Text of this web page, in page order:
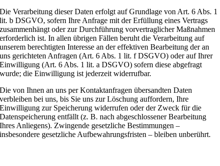
Die Verarbeitung dieser Daten erfolgt auf Grundlage von Art. 6 Abs. 1
lit. b DSGVO, sofern Ihre Anfrage mit der Erfüllung eines Vertrags
zusammenhängt oder zur Durchführung vorvertraglicher Maßnahmen
erforderlich ist. In allen übrigen Fällen beruht die Verarbeitung auf
unserem berechtigten Interesse an der effektiven Bearbeitung der an
uns gerichteten Anfragen (Art. 6 Abs. 1 lit. f DSGVO) oder auf Ihrer
Einwilligung (Art. 6 Abs. 1 lit. a DSGVO) sofern diese abgefragt
wurde; die Einwilligung ist jederzeit widerrufbar.
Die von Ihnen an uns per Kontaktanfragen übersandten Daten
verbleiben bei uns, bis Sie uns zur Löschung auffordern, Ihre
Einwilligung zur Speicherung widerrufen oder der Zweck für die
Datenspeicherung entfällt (z. B. nach abgeschlossener Bearbeitung
Ihres Anliegens). Zwingende gesetzliche Bestimmungen –
insbesondere gesetzliche Aufbewahrungsfristen – bleiben unberührt.